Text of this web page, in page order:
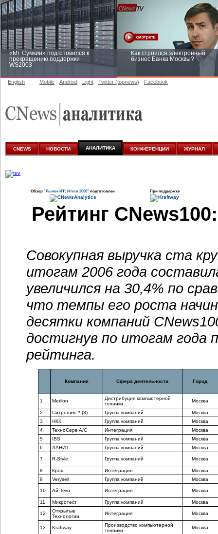
«Mr. Сумкин» подготовился к
прекращению поддержки
WS2003
Как строился электронный
бизнес Банка Москвы?
аналитике
English Mobile Android Light Twitter (topnews) Facebook
CNEWS НОВОСТИ АНАЛИТИКА КОНФЕРЕНЦИИ ЖУРНАЛ
Обзор "Рынок ИТ: Итоги 2006" подготовлен При поддержке
Рейтинг
Совокупная выручка ста
итогам 2006 года
увеличился на 30,4% по
что темпы его роста
десятки компаний
достигнув по итогам года
рейтинга.
Компания Сфера деятельности Город
1 Merlion
Дистрибуция компьютерной
техники
Москва
2 Ситроникс * (3) Группа компаний
Москва
3
НКК Группа компаний
Москва
4
ТехноСерв А/С Интеграция
Москва
5
IBS Группа компаний
Москва
6
ЛАНИТ Группа компаний Москва
7 R-Style Группа компаний Москва
8 Крок Интеграция
Москва
9
Verysell Группа компаний Москва
10 Ай-Теко Интеграция Москва
11 Микротест Группа компаний Москва
12
Открытые
Технологии
Интеграция Москва
13 Kraftway
Производство компьютерной
техники
Москва